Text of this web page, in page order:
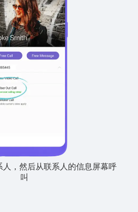
人，然后从联系人的信息屏幕呼
叫